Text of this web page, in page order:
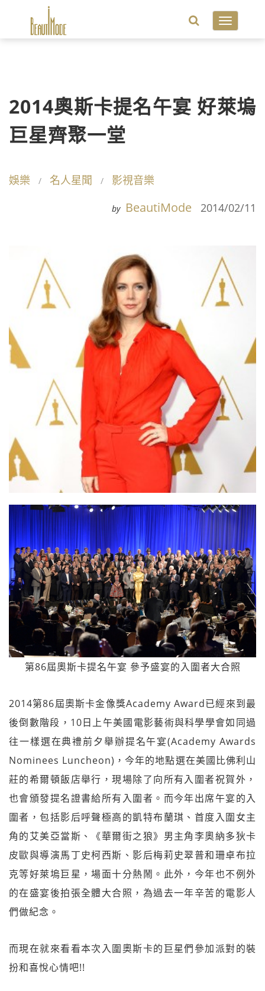
Toggle
2014奧斯卡提名午宴 好萊塢
巨星齊聚一堂
娛樂 名人星聞 影視音樂
by BeautiMode 2014/02/11
第86屆奧斯卡提名午宴 參予盛宴的入圍者大合照
2014第86屆奧斯卡金像獎Academy Award已經來到最
後倒數階段，10日上午美國電影藝術與科學學會如同過
往一樣選在典禮前夕舉辦提名午宴(Academy Awards
Nominees Luncheon)，今年的地點選在美國比佛利山
莊的希爾頓飯店舉行，現場除了向所有入圍者祝賀外，
也會頒發提名證書給所有入圍者。而今年出席午宴的入
圍者，包括影后呼聲極高的凱特布蘭琪、首度入圍女主
角的艾美亞當斯、《華爾街之狼》男主角李奧納多狄卡
皮歐與導演馬丁史柯西斯、影后梅莉史翠普和珊卓布拉
克等好萊塢巨星，場面十分熱鬧。此外，今年也不例外
的在盛宴後拍張全體大合照，為過去一年辛苦的電影人
們做紀念。
而現在就來看看本次入圍奧斯卡的巨星們參加派對的裝
扮和喜悅心情吧!!